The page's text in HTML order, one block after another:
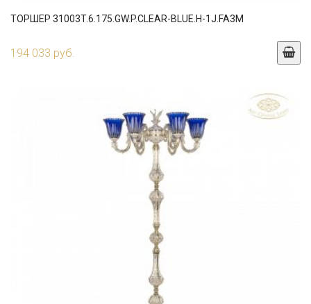
ТОРШЕР 31003T.6.175.GW.P.CLEAR-BLUE.H-1J.FA3M
194 033 руб.